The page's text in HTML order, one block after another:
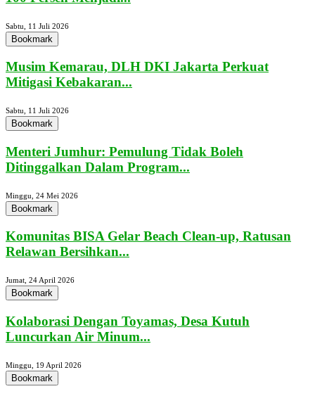
Sabtu, 11 Juli 2026
Bookmark
Musim Kemarau, DLH DKI Jakarta Perkuat
Mitigasi Kebakaran...
Sabtu, 11 Juli 2026
Bookmark
Menteri Jumhur: Pemulung Tidak Boleh
Ditinggalkan Dalam Program...
Minggu, 24 Mei 2026
Bookmark
Komunitas BISA Gelar Beach Clean-up, Ratusan
Relawan Bersihkan...
Jumat, 24 April 2026
Bookmark
Kolaborasi Dengan Toyamas, Desa Kutuh
Luncurkan Air Minum...
Minggu, 19 April 2026
Bookmark